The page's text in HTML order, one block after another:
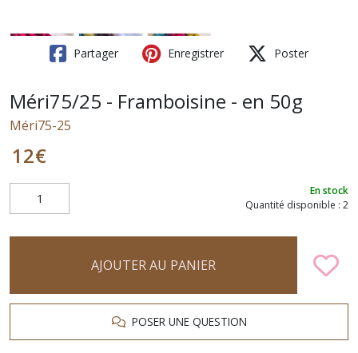
Partager Enregistrer Poster
Méri75/25 - Framboisine - en 50g
Méri75-25
12€
En stock
Quantité disponible : 2
AJOUTER AU PANIER
POSER UNE QUESTION